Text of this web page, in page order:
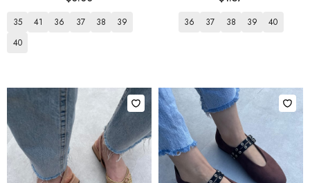
35 41 36 37 38
39
40
36 37 38 39 40